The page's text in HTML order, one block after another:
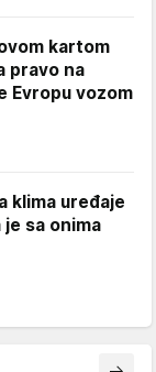
kartom
pravo na
Evropu vozom
klima uređaje
sa onima